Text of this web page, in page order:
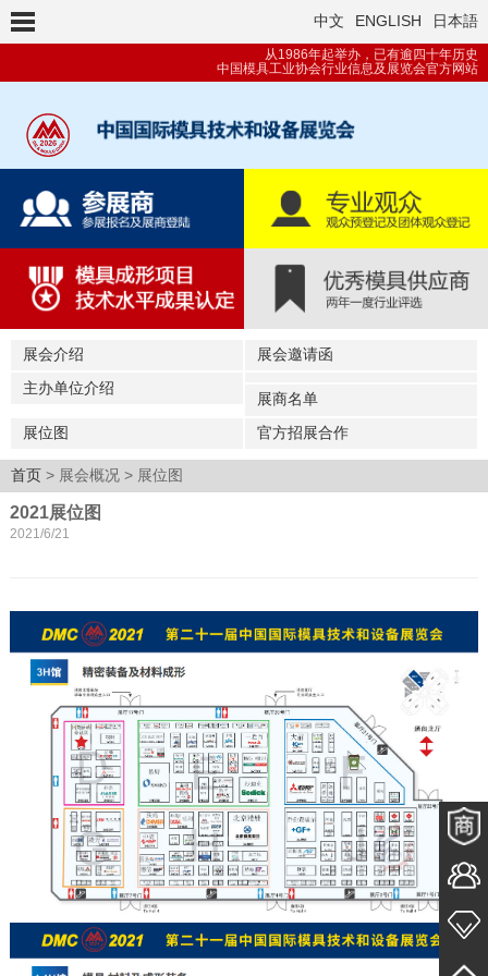
中文 ENGLISH 日本語
从1986年起举办，已有逾四十年历史
中国模具工业协会行业信息及展览会官方网站
展会介绍 展会邀请函
主办单位介绍
展商名单
展位图 官方招展合作
首页 > 展会概况 > 展位图
2021展位图
2021/6/21